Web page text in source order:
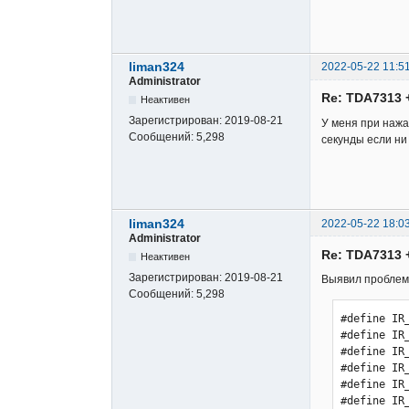
liman324
2022-05-22
Administrator
Неактивен
Зарегистрирован: 2019-08-21
Сообщений: 5,298
Re: TDA7313
У меня при
секунды если
liman324
2022-05-22
Administrator
Неактивен
Зарегистрирован: 2019-08-21
Сообщений: 5,298
Re: TDA7313
Выявил
#define IR_1 0x33B8A05F // Кнопка вверх
#define IR_2 0x33B8609F // Кнопка вниз
#define IR_3 0x33B810EF // Кнопка >
#define IR_4 0x33B8E01F // Кнопка <
#define IR_5 0x33B850AF // Кнопка IN
#define IR_6 0x33B844BB // Кнопка SET
#define IR_7 0x33B8946B // Кнопка MUTE
#define IR_8 0x33B800FF // Кнопка STANDBY (POWER)

#include <Wire.h> 
#include <TDA7313.h>            // http://rcl-radio.ru/wp-content/uploads/2019/05/TDA7313-1.zip
#include <Wire.h> 
#include <LiquidCrystal_I2C.h>  // http://forum.rcl-radio.ru/misc.php?action=pan_download&item=45&download=1
#include <Encoder.h>            // http://rcl-radio.ru/wp-content/uploads/2019/05/Encoder.zip    
#include <EEPROM.h>
#include <MsTimer2.h>           // http://rcl-radio.ru/wp-content/uploads/2018/11/MsTimer2.zip       
#include <boarddefs.h>          // входит в состав библиотеки IRremote
#include <IRremote.h>           // http://rcl-radio.ru/wp-content/uploads/2019/06/IRremote.zip
#include <DS3231.h>
   DS3231 clock;RTCDateTime DateTime;
   TDA7313 tda;
   LiquidCrystal_I2C lcd(0x27,20,4);  // Устанавливаем дисплей
   IRrecv irrecv(12); // указываем вывод модуля IR приемника
   Encoder myEnc(9, 8);// DT, CLK
   decode_results ir; 
      int menu,menu0,menu1,vol,bass,treb,in,balans,balans_d,vol_d,bass_d,treb_d,temp0,par,hour,minut,secon,z_old,gain0,loud;
      int gain1,gain2,gain3,brig0,brig1;
      byte w2[4],z,z0,z1,n,q,gr1,gr2,www,i,w,mute,power,in_x,save,i1,power_on=1;
      unsigned long time0,oldPosition  = -999,newPosition,times_in;
      int att_lr,att_rr,att_lf,att_rf;
      byte mesto2[7]={0,10,0,10,6,0,10};
      byte mesto3[7]={0,0,1,1,2,3,3};

void setup() {
  irrecv.enableIRIn();lcd.init();lcd.backlight();clock.begin();Serial.begin(9600);
  pinMode(10,INPUT);  // МЕНЮ КНОПКА SW энкодера
  pinMode(2,INPUT_PULLUP);   // КНОПКА SET
  pinMode(3,INPUT_PULLUP);   // КНОПКА IN
  pinMode(4,INPUT_PULLUP);   // КНОПКА MUTE
  pinMode(5,INPUT_PULLUP);   // КНОПКА STANDBY
  pinMode(7,OUTPUT);  // ВЫХОД УПРАВЛЕНИЯ STANDBY
  pinMode(6,OUTPUT);  // ВЫХОД УПРАВЛЕНИЯ ПОДСВЕТКОЙ
  analogWrite(6, 200);// больше 200 не делать
  lcd.setCursor(1,1);lcd.print("Sound Processor");lcd.setCursor(1,2);lcd.print("TDA7313"); delay(2000);lcd.clear();
  MsTimer2::set(3, to_Timer);MsTimer2::start();
  //  clock.setDateTime(__DATE__, __TIME__); // Устанавливаем время на часах, основываясь на времени компиляции скетча
  if(EEPROM.read(100)!=0){for(int i=0;i<101;i++){EEPROM.update(i,0);}}// очистка памяти при первом включении  
  vol = EEPROM.read(0);treb =